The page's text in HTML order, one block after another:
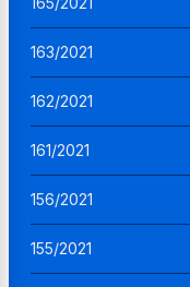
163/2021
162/2021
161/2021
156/2021
155/2021